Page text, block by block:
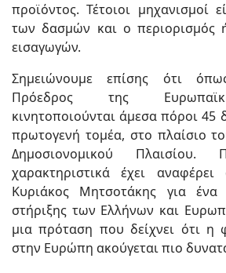
προϊόντος. Τέτοιοι μηχανισμοί
των δασμών και ο περιορισμός
εισαγωγών.
Σημειώνουμε επίσης ότι
Πρόεδρος της
κινητοποιούνται άμεσα πόροι 45
πρωτογενή τομέα, στο πλαίσιο
Δημοσιονομικού Πλαισίου.
χαρακτηριστικά έχει
Κυριάκος Μητσοτάκης για ένα
στήριξης των Ελλήνων και
μια πρόταση που δείχνει ότι η
στην Ευρώπη ακούγεται πιο